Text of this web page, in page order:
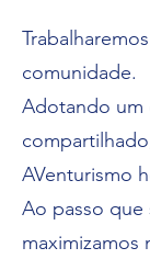
comunidade.
Adotando um
AVenturismo
Ao passo que
maximizamos